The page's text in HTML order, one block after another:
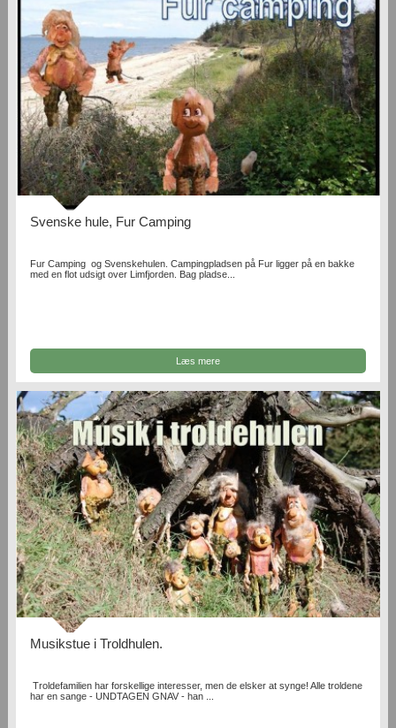
Svenske hule, Fur Camping
Fur Camping og Svenskehulen. Campingpladsen på Fur ligger på en bakke
med en flot udsigt over Limfjorden. Bag pladse...
Læs mere
Musikstue i Troldhulen.
Troldefamilien har forskellige interesser, men de elsker at synge! Alle troldene
har en sange - UNDTAGEN GNAV - han ...